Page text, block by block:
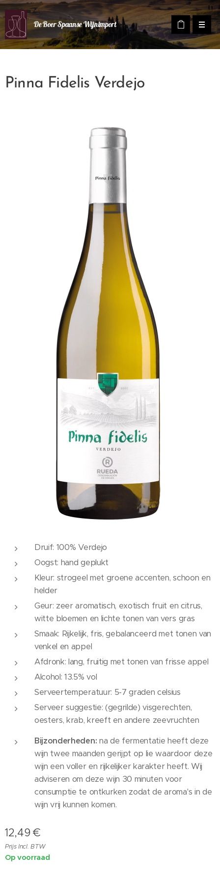
De Boer Spaanse Wijnimport
Pinna Fidelis Verdejo
Druif: 100% Verdejo
Oogst: hand geplukt
Kleur: strogeel met groene accenten, schoon en
helder
Geur: zeer aromatisch, exotisch fruit en citrus,
witte bloemen en lichte tonen van vers gras
Smaak: Rijkelijk, fris, gebalanceerd met tonen van
venkel en appel
Afdronk: lang, fruitig met tonen van frisse appel
Alcohol: 13.5% vol
Serveertemperatuur: 5-7 graden celsius
Serveer suggestie: (gegrilde) visgerechten,
oesters, krab, kreeft en andere zeevruchten
Bijzonderheden: na de fermentatie heeft deze
wijn twee maanden gerijpt op lie waardoor deze
wijn een voller en rijkelijker karakter heeft. Wij
adviseren om deze wijn 30 minuten voor
consumptie te ontkurken zodat de aroma's in de
wijn vrij kunnen komen.
12,49 €
Prijs Incl. BTW
Op voorraad